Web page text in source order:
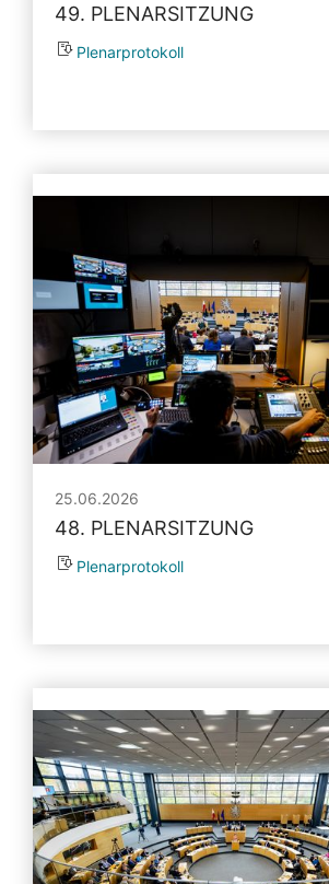
49. PLENARSITZUNG
Plenarprotokoll
25.06.2026
48. PLENARSITZUNG
Plenarprotokoll